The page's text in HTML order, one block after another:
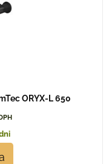
ORYX-L 650